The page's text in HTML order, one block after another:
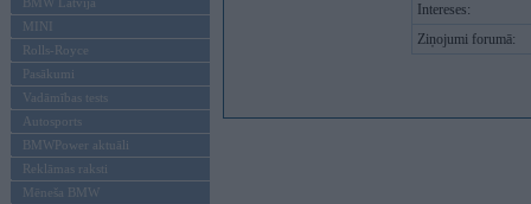
MINI
Rolls-Royce
Pasākumi
Vadāmības tests
Autosports
BMWPower aktuāli
Reklāmas raksti
Mēneša BMW
Intereses:
Ziņojumi forumā: